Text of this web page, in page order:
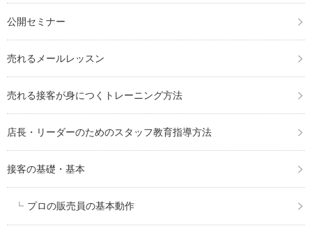
公開セミナー
売れるメールレッスン
売れる接客が身につくトレーニング方法
店長・リーダーのためのスタッフ教育指導方法
接客の基礎・基本
プロの販売員の基本動作